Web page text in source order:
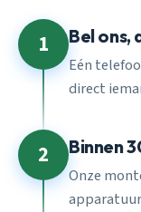
1 Bel ons,
Eén
direct
2 Binnen
Onze